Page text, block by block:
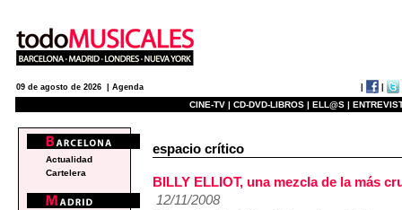
09 de agosto de 2026 | Agenda
CINE-TV | CD-DVD-LIBROS | ELL@S |
espacio crítico
BILLY ELLIOT, una mezcla de la más
12/11/2008
Actualidad
Cartelera